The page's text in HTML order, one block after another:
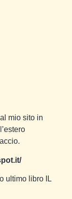
mio sito in
ultimo libro IL